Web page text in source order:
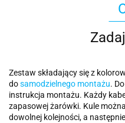
Zestaw składający się z
dosamodzielnego montażu.
instrukcja montażu. Każdy
zapasowej żarówki. Kule
dowolnej kolejności, a